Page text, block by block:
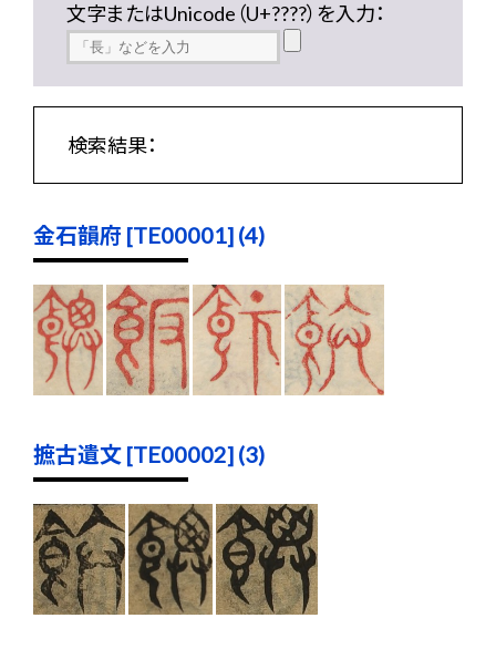
文字またはUnicode（U+????）を入力：
検索結果：
金石韻府 [TE00001] (4)
摭古遺文 [TE00002] (3)